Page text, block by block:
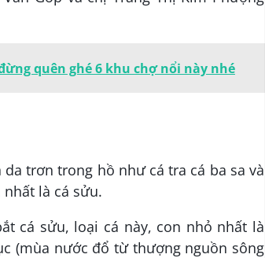
quên ghé 6 khu chợ nổi này nhé
da trơn trong hồ như cá tra cá ba sa và
là cá sửu.
cá sửu, loại cá này, con nhỏ nhất là
(mùa nước đổ từ thượng nguồn sông